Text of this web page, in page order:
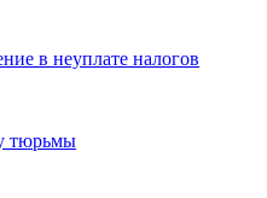
в неуплате налогов
тюрьмы